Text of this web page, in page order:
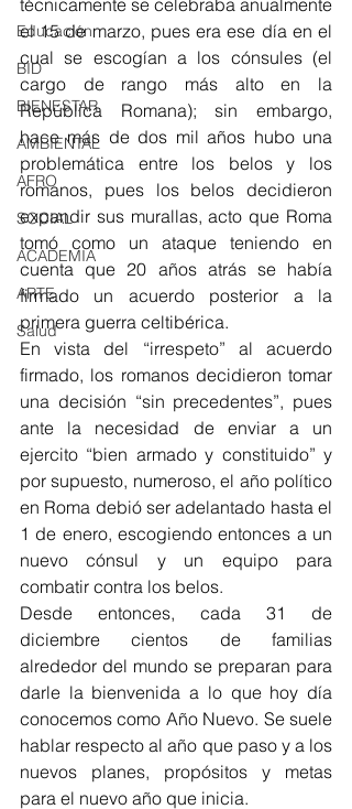
Educación
BID
BIENESTAR
AMBIENTAL
AFRO
SOCIAL
ACADEMIA
ARTE
Salud
el 15 de marzo, pues era ese día en el
cual se escogían a los cónsules (el
cargo de rango más alto en la
República Romana); sin embargo,
hace más de dos mil años hubo una
problemática entre los belos y los
romanos, pues los belos decidieron
expandir sus murallas, acto que Roma
tomó como un ataque teniendo en
cuenta que 20 años atrás se había
firmado un acuerdo posterior a la
primera guerra celtibérica.
En vista del “irrespeto” al acuerdo
firmado, los romanos decidieron tomar
una decisión “sin precedentes”, pues
ante la necesidad de enviar a un
ejercito “bien armado y constituido” y
por supuesto, numeroso, el año político
en Roma debió ser adelantado hasta el
1 de enero, escogiendo entonces a un
nuevo cónsul y un equipo para
combatir contra los belos.
Desde entonces, cada 31 de
diciembre cientos de familias
alrededor del mundo se preparan para
darle la bienvenida a lo que hoy día
conocemos como Año Nuevo. Se suele
hablar respecto al año que paso y a los
nuevos planes, propósitos y metas
para el nuevo año que inicia.